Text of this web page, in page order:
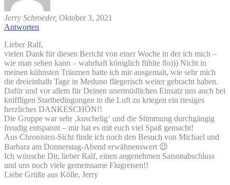
Jerry Schroeder, Oktober 3, 2021
Antworten
Lieber Ralf,
vielen Dank für diesen Bericht von einer Woche in der ich mich –
wie man sehen kann – wahrhaft königlich fühlte 8o))) Nicht in
meinen kühnsten Träumen hatte ich mir ausgemalt, wie sehr mich
die dreieinhalb Tage in Meduno fliegerisch weiter gebracht haben.
Dafür und vor allem für Deinen unermüdlichen Einsatz uns auch bei
kniffligen Startbedingungen in die Luft zu kriegen ein riesiges
herzliches DANKESCHÖN!!
Die Gruppe war sehr ‚kuschelig‘ und die Stimmung durchgängig
freudig entspannt – mir hat es mit euch viel Spaß gemacht!
Aus Chronisten-Sicht finde ich noch den Besuch von Michael und
Barbara am Donnerstag-Abend erwähnenswert 😉
Ich wünsche Dir, lieber Ralf, einen angenehmen Saisonabschluss
und uns noch viele gemeinsame Flugreisen!!
Liebe Grüße aus Kölle, Jerry